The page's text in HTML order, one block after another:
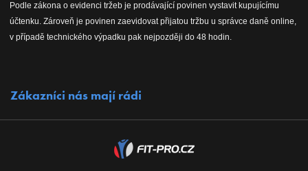
Reklamační řád
Koho podporujeme
Získejte přehled o novinkách, slevách, akčním zboží a upozornění
na nové články v magazínu!
Podle zákona o evidenci tržeb je prodávající povinen vystavit kupujícímu
účtenku. Zároveň je povinen zaevidovat přijatou tržbu u správce daně online,
v případě technického výpadku pak nejpozději do 48 hodin.
Zákazníci nás mají rádi